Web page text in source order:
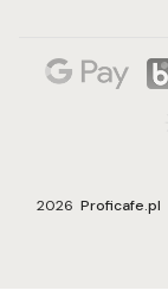
2026 Proficafe.pl